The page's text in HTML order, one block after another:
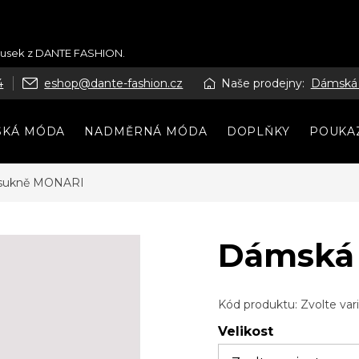
z DANTE FASHION.
eshop@dante-fashion.cz Naše prodejny:
MÓDA NADMĚRNÁ MÓDA DOPLŇKY
MONARI
Kód produktu: Zvolte
Velikost